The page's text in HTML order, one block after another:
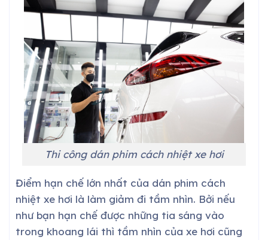
Thi công dán phim cách nhiệt xe hơi
Điểm hạn chế lớn nhất của dán phim cách
nhiệt xe hơi là làm giảm đi tầm nhìn. Bởi nếu
như bạn hạn chế được những tia sáng vào
trong khoang lái thì tầm nhìn của xe hơi cũng